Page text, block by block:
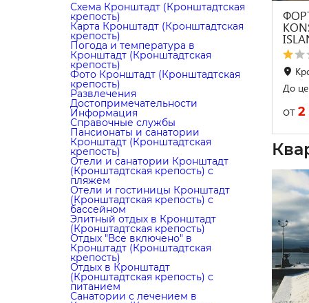
До
от 2
Схема Кронштадт (Кронштадтская
крепость)
Карта Кронштадт (Кронштадтская
крепость)
Погода и температура в
Кронштадт (Кронштадтская
крепость)
Фото Кронштадт (Кронштадтская
крепость)
Развлечения
Достопримечательности
Информация
Справочные службы
Пансионаты и санатории
Кронштадт (Кронштадтская
крепость)
Отели и санатории Кронштадт
(Кронштадтская крепость) с
пляжем
Отели и гостиницы Кронштадт
(Кронштадтская крепость) с
бассейном
Элитный отдых в Кронштадт
(Кронштадтская крепость)
Отдых "Все включено" в
Кронштадт (Кронштадтская
крепость)
Отдых в Кронштадт
(Кронштадтская крепость) с
питанием
Санатории с лечением в